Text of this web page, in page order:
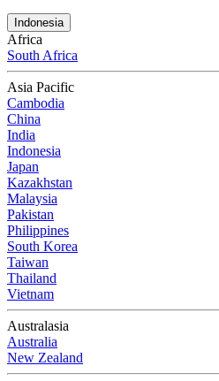
Indonesia
Africa
South Africa
Asia Pacific
Cambodia
China
India
Indonesia
Japan
Kazakhstan
Malaysia
Pakistan
Philippines
South Korea
Taiwan
Thailand
Vietnam
Australasia
Australia
New Zealand